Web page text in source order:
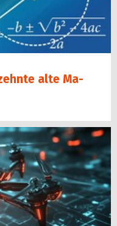
alte Ma­